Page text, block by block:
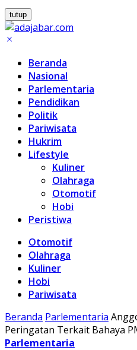
tutup
Beranda
Nasional
Parlementaria
Pendidikan
Politik
Pariwisata
Hukrim
Lifestyle
Kuliner
Olahraga
Otomotif
Hobi
Peristiwa
Otomotif
Olahraga
Kuliner
Hobi
Pariwisata
Beranda Parlementaria
Peringatan Terkait Bahaya
Parlementaria